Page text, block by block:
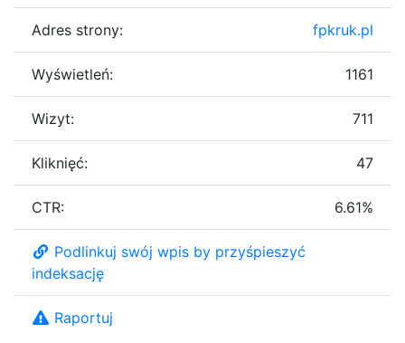
Adres strony: fpkruk.pl
Wyświetleń: 1161
Wizyt: 711
Kliknięć: 47
CTR: 6.61%
Podlinkuj swój wpis by przyśpieszyć
indeksację
Raportuj